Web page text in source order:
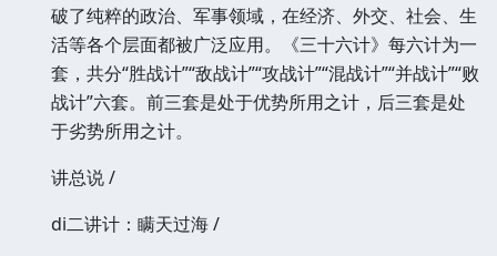
破了纯粹的政治、军事领域，在经济、外交、社会、生
活等各个层面都被广泛应用。《三十六计》每六计为一
套，共分“胜战计”“敌战计”“攻战计”“混战计”“并战计”“败
战计”六套。前三套是处于优势所用之计，后三套是处
于劣势所用之计。
讲总说 /
di二讲计：瞒天过海 /